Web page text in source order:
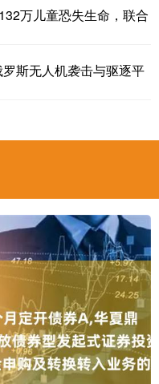
万儿童恐失生命，联合
斯无人机袭击与驱逐平